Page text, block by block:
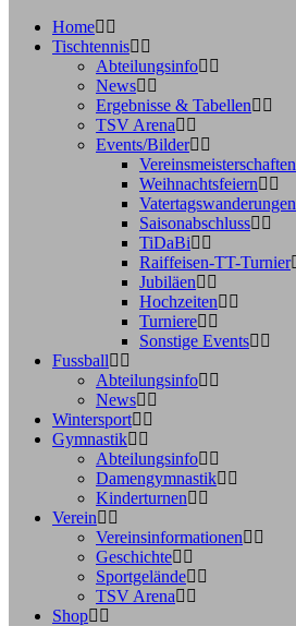
Home
Tischtennis
Abteilungsinfo
News
Ergebnisse & Tabellen
TSV Arena
Events/Bilder
Vereinsmeisterschaften
Weihnachtsfeiern
Vatertagswanderungen
Saisonabschluss
TiDaBi
Raiffeisen-TT-Turnier
Jubiläen
Hochzeiten
Turniere
Sonstige Events
Fussball
Abteilungsinfo
News
Wintersport
Gymnastik
Abteilungsinfo
Damengymnastik
Kinderturnen
Verein
Vereinsinformationen
Geschichte
Sportgelände
TSV Arena
Shop